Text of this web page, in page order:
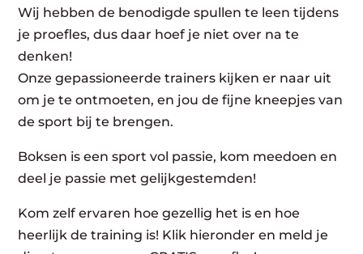
Wij hebben de benodigde spullen te leen tijdens
je proefles, dus daar hoef je niet over na te
denken!
Onze gepassioneerde trainers kijken er naar uit
om je te ontmoeten, en jou de fijne kneepjes van
de sport bij te brengen.
Boksen is een sport vol passie, kom meedoen en
deel je passie met gelijkgestemden!
Kom zelf ervaren hoe gezellig het is en hoe
heerlijk de training is! Klik hieronder en meld je